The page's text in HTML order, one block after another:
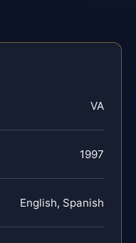
VA
1997
English, Spanish